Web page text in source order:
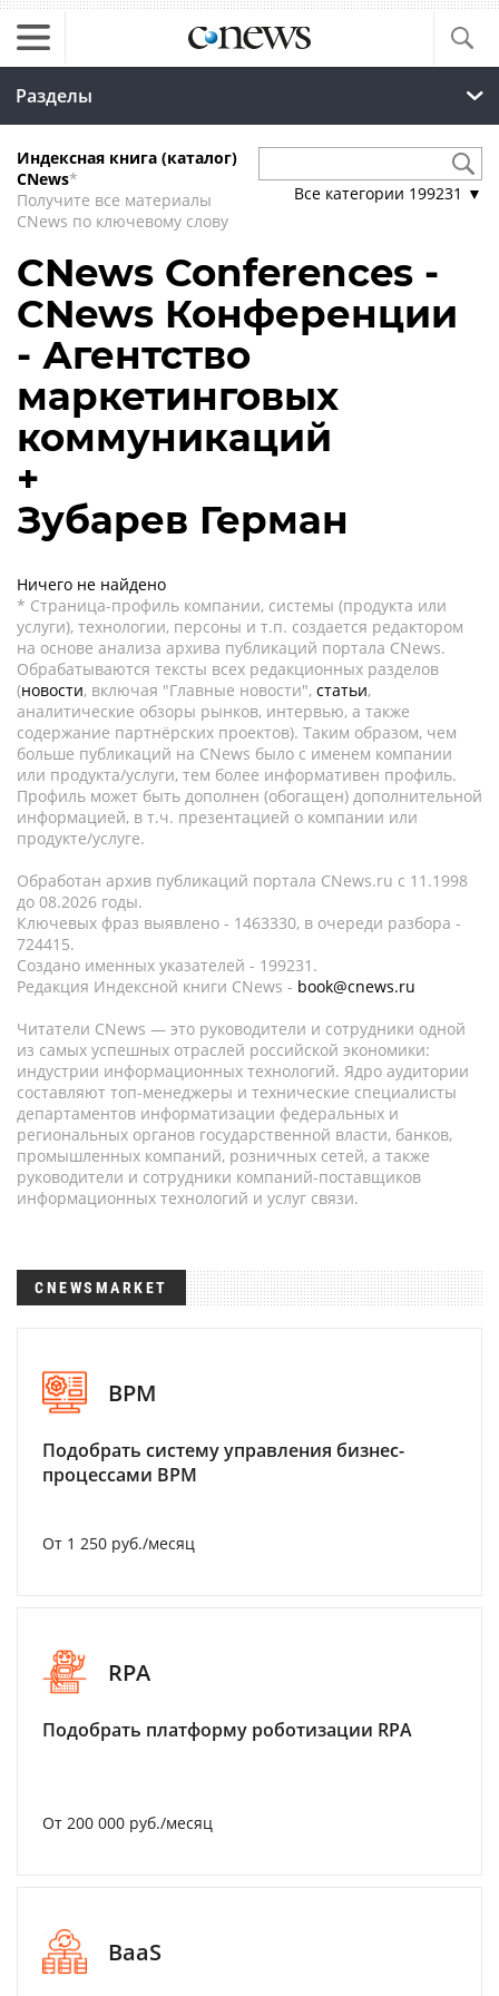
Разделы
Индексная книга (каталог)
CNews*
Получите все материалы
CNews по ключевому слову
Все категории 199231 ▼
CNews Conferences -
CNews Конференции
- Агентство
маркетинговых
коммуникаций
+
Зубарев Герман
Ничего не найдено
* Страница-профиль компании, системы (продукта или
услуги), технологии, персоны и т.п. создается редактором
на основе анализа архива публикаций портала CNews.
Обрабатываются тексты всех редакционных разделов
(новости, включая "Главные новости", статьи,
аналитические обзоры рынков, интервью, а также
содержание партнёрских проектов). Таким образом, чем
больше публикаций на CNews было с именем компании
или продукта/услуги, тем более информативен профиль.
Профиль может быть дополнен (обогащен) дополнительной
информацией, в т.ч. презентацией о компании или
продукте/услуге.
Обработан архив публикаций портала CNews.ru c 11.1998
до 08.2026 годы.
Ключевых фраз выявлено - 1463330, в очереди разбора -
724415.
Создано именных указателей - 199231.
Редакция Индексной книги CNews - book@cnews.ru
Читатели CNews — это руководители и сотрудники одной
из самых успешных отраслей российской экономики:
индустрии информационных технологий. Ядро аудитории
составляют топ-менеджеры и технические специалисты
департаментов информатизации федеральных и
региональных органов государственной власти, банков,
промышленных компаний, розничных сетей, а также
руководители и сотрудники компаний-поставщиков
информационных технологий и услуг связи.
CNEWSMARKET
BPM
Подобрать систему управления бизнес-
процессами BPM
От 1 250 руб./месяц
RPA
Подобрать платформу роботизации RPA
От 200 000 руб./месяц
BaaS